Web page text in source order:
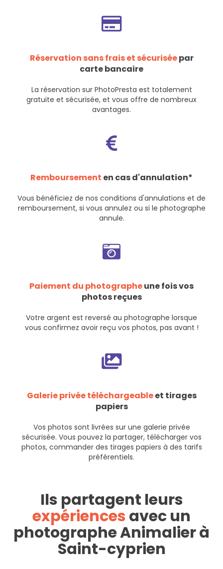
Réservation sans frais et sécuriséepar
carte bancaire
La réservation sur PhotoPresta est totalement
gratuite et sécurisée, et vous offre de nombreux
avantages.
Remboursement en cas d'annulation*
Vous bénéficiez de nos conditions d'annulations et de
remboursement, si vous annulez ou si le photographe
annule.
Paiement du photographeune fois vos
photos reçues
Votre argent est reversé au photographe lorsque
vous confirmez avoir reçu vos photos, pas avant !
Galerie privée téléchargeableet tirages
papiers
Vos photos sont livrées sur une galerie privée
sécurisée. Vous pouvez la partager, télécharger vos
photos, commander des tirages papiers à des tarifs
préférentiels.
Ils partagent leurs
expériencesavec un
photographe Animalier à
Saint-cyprien